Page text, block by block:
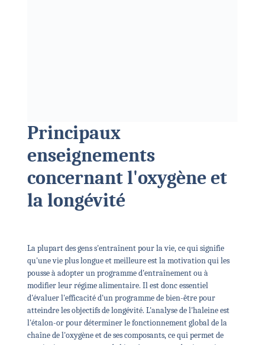
Principaux
enseignements
concernant l'oxygène et
la longévité
La plupart des gens s'entraînent pour la vie, ce qui signifie
qu'une vie plus longue et meilleure est la motivation qui les
pousse à adopter un programme d'entraînement ou à
modifier leur régime alimentaire. Il est donc essentiel
d'évaluer l'efficacité d'un programme de bien-être pour
atteindre les objectifs de longévité. L'analyse de l'haleine est
l'étalon-or pour déterminer le fonctionnement global de la
chaîne de l'oxygène et de ses composants, ce qui permet de